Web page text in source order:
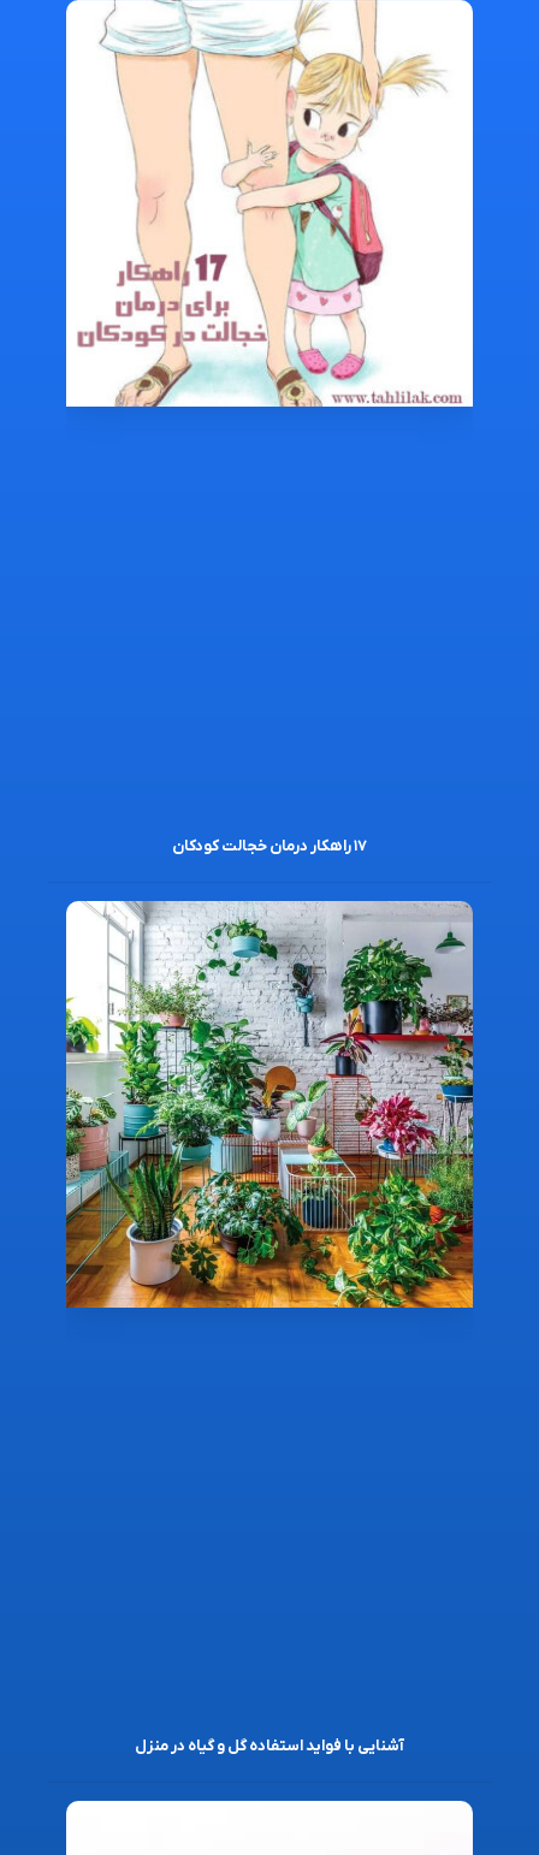
۱۷ راهکار درمان خجالت کودکان
آشنایی با فواید استفاده گل و گیاه در منزل